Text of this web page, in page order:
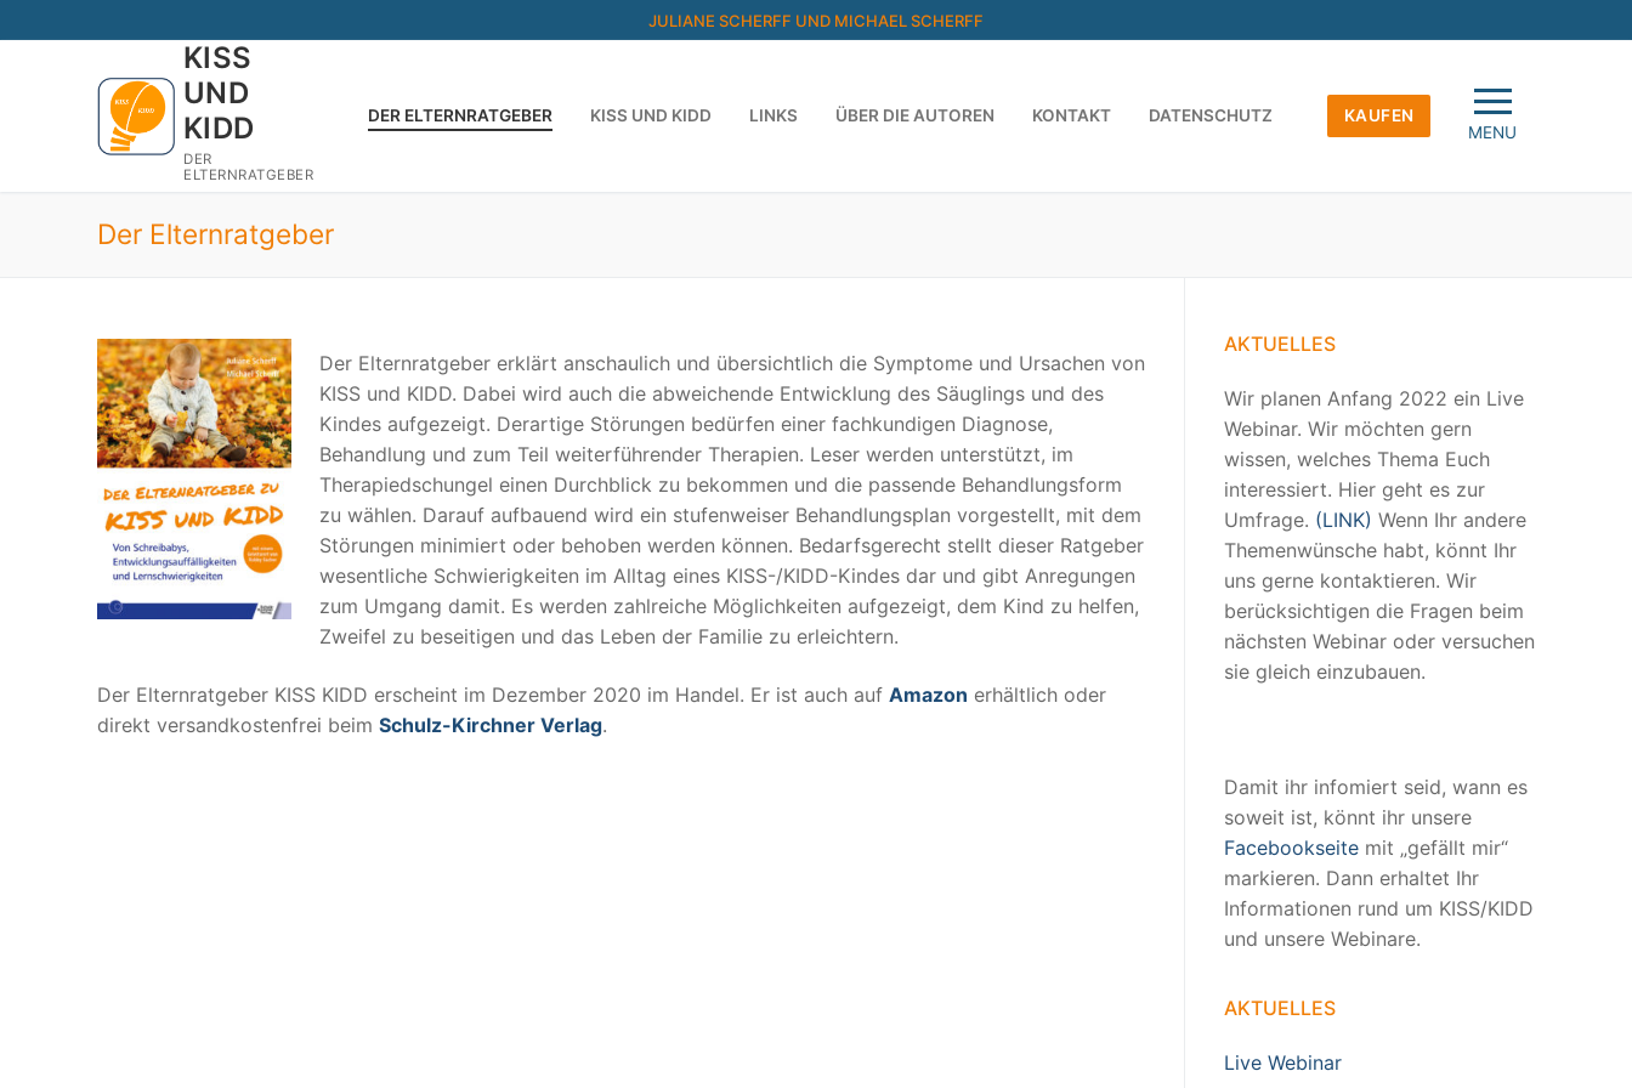
Inhalt
JULIANE SCHERFF UND MICHAEL SCHERFF
KISS
UND
KIDD
DER
ELTERNRATGEBER
DER ELTERNRATGEBER KISS UND KIDD LINKS ÜBER DIE AUTOREN KONTAKT DATENSCHUTZ
KAUFEN
MENU
Der Elternratgeber
Der Elternratgeber erklärt anschaulich und übersichtlich die Symptome und Ursachen von
KISS und KIDD. Dabei wird auch die abweichende Entwicklung des Säuglings und des
Kindes aufgezeigt. Derartige Störungen bedürfen einer fachkundigen Diagnose,
Behandlung und zum Teil weiterführender Therapien. Leser werden unterstützt, im
Therapiedschungel einen Durchblick zu bekommen und die passende Behandlungsform
zu wählen. Darauf aufbauend wird ein stufenweiser Behandlungsplan vorgestellt, mit dem
Störungen minimiert oder behoben werden können. Bedarfsgerecht stellt dieser Ratgeber
wesentliche Schwierigkeiten im Alltag eines KISS-/KIDD-Kindes dar und gibt Anregungen
zum Umgang damit. Es werden zahlreiche Möglichkeiten aufgezeigt, dem Kind zu helfen,
Zweifel zu beseitigen und das Leben der Familie zu erleichtern.
Der Elternratgeber KISS KIDD erscheint im Dezember 2020 im Handel. Er ist auch auf Amazon erhältlich oder
direkt versandkostenfrei beim Schulz-Kirchner Verlag.
AKTUELLES
Wir planen Anfang 2022 ein Live
Webinar. Wir möchten gern
wissen, welches Thema Euch
interessiert. Hier geht es zur
Umfrage. (LINK) Wenn Ihr andere
Themenwünsche habt, könnt Ihr
uns gerne kontaktieren. Wir
berücksichtigen die Fragen beim
nächsten Webinar oder versuchen
sie gleich einzubauen.
Damit ihr infomiert seid, wann es
soweit ist, könnt ihr unsere
Facebookseite mit „gefällt mir“
markieren. Dann erhaltet Ihr
Informationen rund um KISS/KIDD
und unsere Webinare.
AKTUELLES
Live Webinar